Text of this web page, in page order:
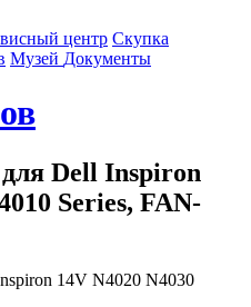
центр Cкупка
Музей Документы
Dell Inspiron
Series, FAN-